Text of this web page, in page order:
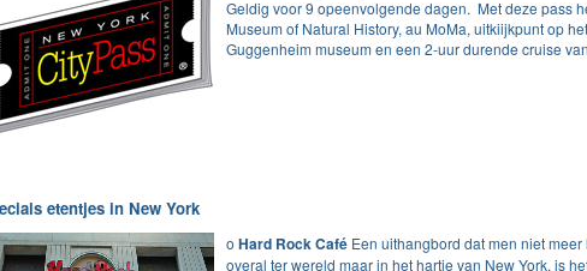
Geldig voor 9 opeenvolgende dagen. Met deze pass
Museum of Natural History, au MoMa, uitkiijkpunt op
Guggenheim museum en een 2-uur durende cruise
etentjes in New York
o Hard Rock Café Een uithangbord dat men niet
overal ter wereld maar in het hartje van New York, is